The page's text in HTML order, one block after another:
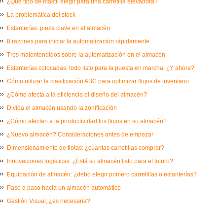
¿Qué tipo de mástil elegir para una carretilla elevadora?
La problemática del stock
Estanterías: pieza clave en el almacén
8 razones para iniciar la automatización rápidamente
Tres malentendidos sobre la automatización en el almacén
Estanterías colocadas, todo listo para la puesta en marcha. ¿Y ahora?
Cómo utilizar la clasificación ABC para optimizar flujos de inventario
¿Cómo afecta a la eficiencia el diseño del almacén?
Divida el almacén usando la zonificación
¿Cómo afectan a la productividad los flujos en su almacén?
¿Nuevo almacén? Consideraciones antes de empezar
Dimensionamiento de flotas: ¿cúantas carretillas comprar?
Innovaciones logísticas: ¿Está su almacén listo para el futuro?
Equipación de almacén: ¿debo elegir primero carretillas o estanterías?
Paso a paso hacia un almacén automático
Gestión Visual, ¿es necesaria?